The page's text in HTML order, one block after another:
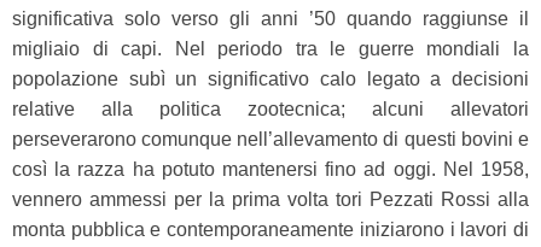
significativa solo verso gli anni ’50 quando raggiunse il
migliaio di capi. Nel periodo tra le guerre mondiali la
popolazione subì un significativo calo legato a decisioni
relative alla politica zootecnica; alcuni allevatori
perseverarono comunque nell’allevamento di questi bovini e
così la razza ha potuto mantenersi fino ad oggi. Nel 1958,
vennero ammessi per la prima volta tori Pezzati Rossi alla
monta pubblica e contemporaneamente iniziarono i lavori di